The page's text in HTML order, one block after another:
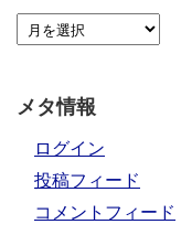
メタ情報
ログイン
投稿フィード
コメントフィード